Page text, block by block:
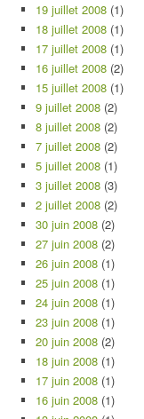
19 juillet 2008 (1)
18 juillet 2008 (1)
17 juillet 2008 (1)
16 juillet 2008 (2)
15 juillet 2008 (1)
9 juillet 2008 (2)
8 juillet 2008 (2)
7 juillet 2008 (2)
5 juillet 2008 (1)
3 juillet 2008 (3)
2 juillet 2008 (2)
30 juin 2008 (2)
27 juin 2008 (2)
26 juin 2008 (1)
25 juin 2008 (1)
24 juin 2008 (1)
23 juin 2008 (1)
20 juin 2008 (2)
18 juin 2008 (1)
17 juin 2008 (1)
16 juin 2008 (1)